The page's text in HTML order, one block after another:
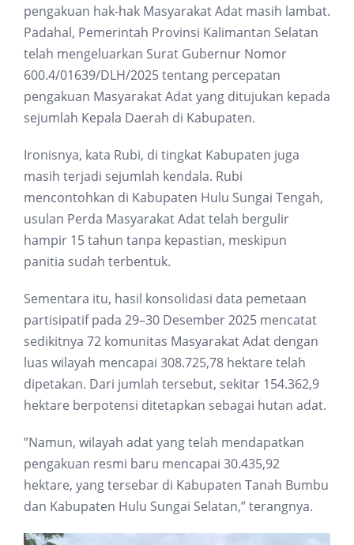
pengakuan hak-hak Masyarakat Adat masih lambat.
Padahal, Pemerintah Provinsi Kalimantan Selatan
telah mengeluarkan Surat Gubernur Nomor
600.4/01639/DLH/2025 tentang percepatan
pengakuan Masyarakat Adat yang ditujukan kepada
sejumlah Kepala Daerah di Kabupaten.
Ironisnya, kata Rubi, di tingkat Kabupaten juga
masih terjadi sejumlah kendala. Rubi
mencontohkan di Kabupaten Hulu Sungai Tengah,
usulan Perda Masyarakat Adat telah bergulir
hampir 15 tahun tanpa kepastian, meskipun
panitia sudah terbentuk.
Sementara itu, hasil konsolidasi data pemetaan
partisipatif pada 29–30 Desember 2025 mencatat
sedikitnya 72 komunitas Masyarakat Adat dengan
luas wilayah mencapai 308.725,78 hektare telah
dipetakan. Dari jumlah tersebut, sekitar 154.362,9
hektare berpotensi ditetapkan sebagai hutan adat.
”Namun, wilayah adat yang telah mendapatkan
pengakuan resmi baru mencapai 30.435,92
hektare, yang tersebar di Kabupaten Tanah Bumbu
dan Kabupaten Hulu Sungai Selatan,” terangnya.